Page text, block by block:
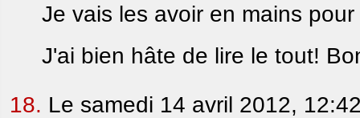
Je vais les avoir en mains
J'ai bien hâte de lire le tout!
18. Le samedi 14 avril 2012,